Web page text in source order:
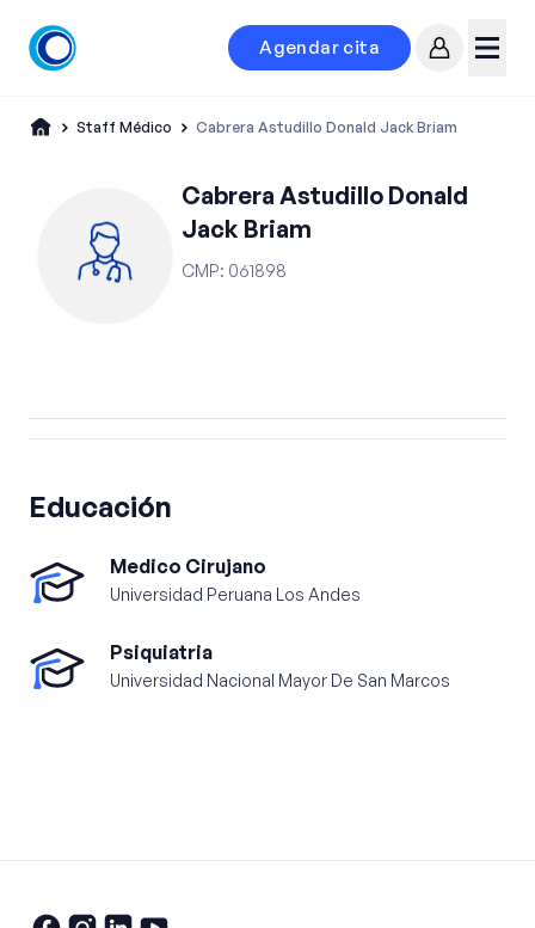
Agendar cita
Staff Médico Cabrera Astudillo Donald Jack Briam
Cabrera Astudillo Donald
Jack Briam
CMP: 061898
Educación
Medico Cirujano
Universidad Peruana Los Andes
Psiquiatria
Universidad Nacional Mayor De San Marcos